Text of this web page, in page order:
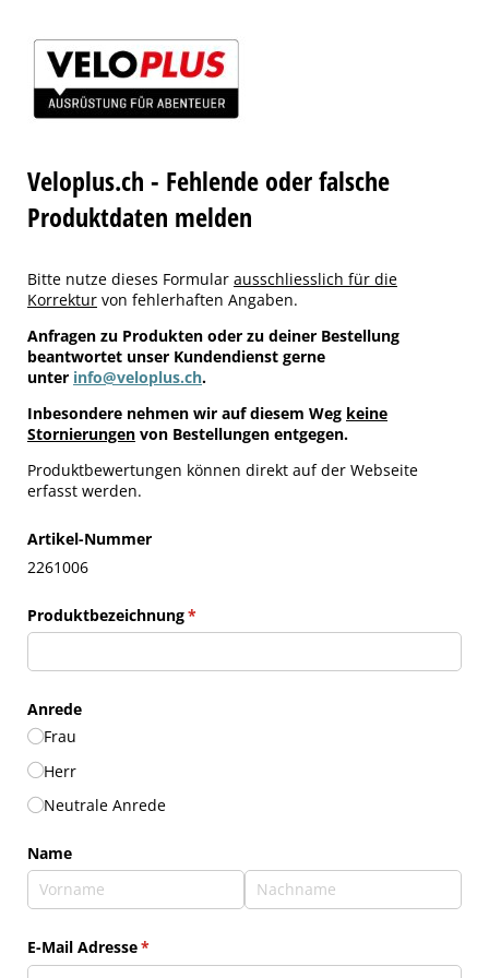
Veloplus.ch - Fehlende oder falsche
Produktdaten melden
Bitte nutze dieses Formular ausschliesslich für die
Korrektur von fehlerhaften Angaben.
Anfragen zu Produkten oder zu deiner Bestellung
beantwortet unser Kundendienst gerne
unter info@veloplus.ch.
Inbesondere nehmen wir auf diesem Weg keine
Stornierungen von Bestellungen entgegen.
Produktbewertungen können direkt auf der Webseite
erfasst werden.
Artikel-Nummer
2261006
Produktbezeichnung*
(erforderlich)
Anrede
Frau
Herr
Neutrale Anrede
Name
E-Mail Adresse*
(erforderlich)